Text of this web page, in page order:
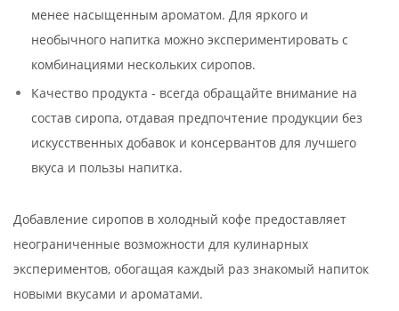
менее насыщенным ароматом. Для яркого и
необычного напитка можно экспериментировать с
комбинациями нескольких сиропов.
Качество продукта - всегда обращайте внимание на
состав сиропа, отдавая предпочтение продукции без
искусственных добавок и консервантов для лучшего
вкуса и пользы напитка.
Добавление сиропов в холодный кофе предоставляет
неограниченные возможности для кулинарных
экспериментов, обогащая каждый раз знакомый напиток
новыми вкусами и ароматами.